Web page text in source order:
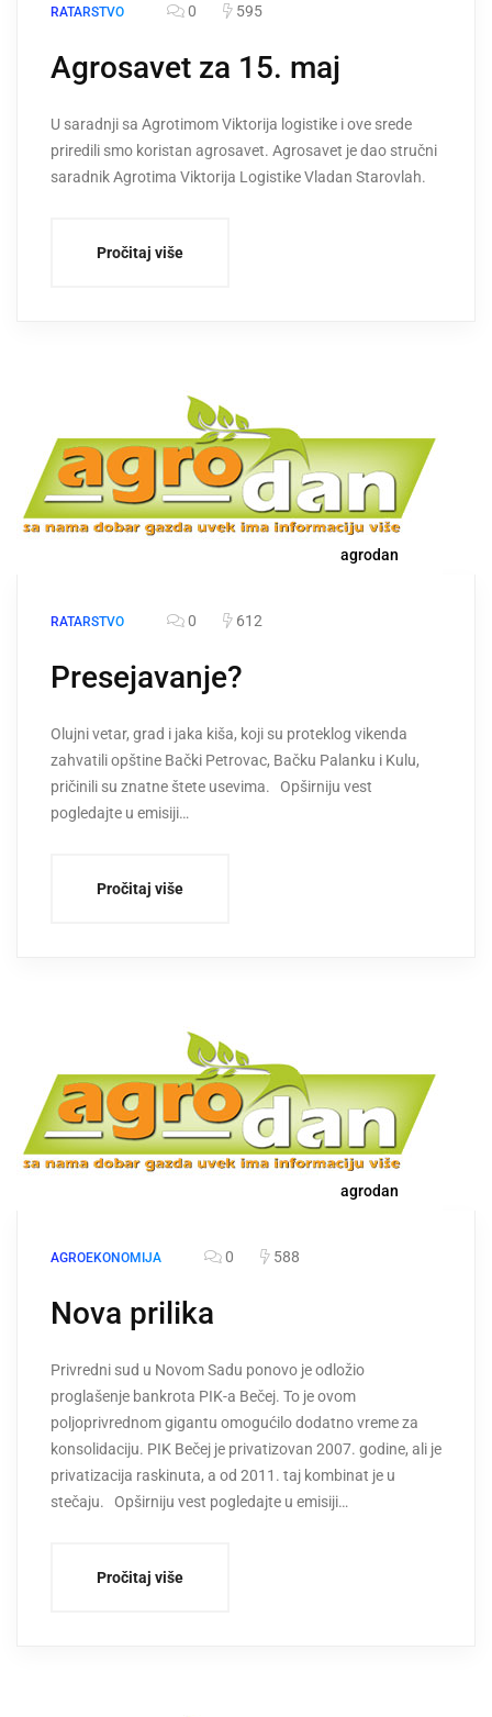
RATARSTVO 0 595
Agrosavet za 15. maj
U saradnji sa Agrotimom Viktorija logistike i ove srede
priredili smo koristan agrosavet. Agrosavet je dao stručni
saradnik Agrotima Viktorija Logistike Vladan Starovlah.
Pročitaj više
agrodan
RATARSTVO 0 612
Presejavanje?
Olujni vetar, grad i jaka kiša, koji su proteklog vikenda
zahvatili opštine Bački Petrovac, Bačku Palanku i Kulu,
pričinili su znatne štete usevima. Opširniju vest
pogledajte u emisiji…
Pročitaj više
agrodan
AGROEKONOMIJA 0 588
Nova prilika
Privredni sud u Novom Sadu ponovo je odložio
proglašenje bankrota PIK-a Bečej. To je ovom
poljoprivrednom gigantu omogućilo dodatno vreme za
konsolidaciju. PIK Bečej je privatizovan 2007. godine, ali je
privatizacija raskinuta, a od 2011. taj kombinat je u
stečaju. Opširniju vest pogledajte u emisiji…
Pročitaj više